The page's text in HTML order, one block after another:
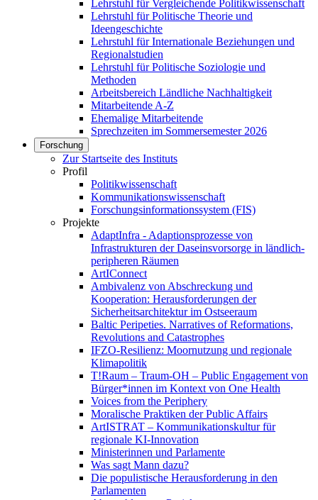
Lehrstuhl für Vergleichende Politikwissenschaft
Lehrstuhl für Politische Theorie und
Ideengeschichte
Lehrstuhl für Internationale Beziehungen und
Regionalstudien
Lehrstuhl für Politische Soziologie und
Methoden
Arbeitsbereich Ländliche Nachhaltigkeit
Mitarbeitende A-Z
Ehemalige Mitarbeitende
Sprechzeiten im Sommersemester 2026
Forschung
Zur Startseite des Instituts
Profil
Politikwissenschaft
Kommunikationswissenschaft
Forschungsinformationssystem (FIS)
Projekte
AdaptInfra - Adaptionsprozesse von
Infrastrukturen der Daseinsvorsorge in ländlich-
peripheren Räumen
ArtIConnect
Ambivalenz von Abschreckung und
Kooperation: Herausforderungen der
Sicherheitsarchitektur im Ostseeraum
Baltic Peripeties. Narratives of Reformations,
Revolutions and Catastrophes
IFZO-Resilienz: Moornutzung und regionale
Klimapolitik
T!Raum – Traum-OH – Public Engagement von
Bürger*innen im Kontext von One Health
Voices from the Periphery
Moralische Praktiken der Public Affairs
ArtISTRAT – Kommunikationskultur für
regionale KI-Innovation
Ministerinnen und Parlamente
Was sagt Mann dazu?
Die populistische Herausforderung in den
Parlamenten